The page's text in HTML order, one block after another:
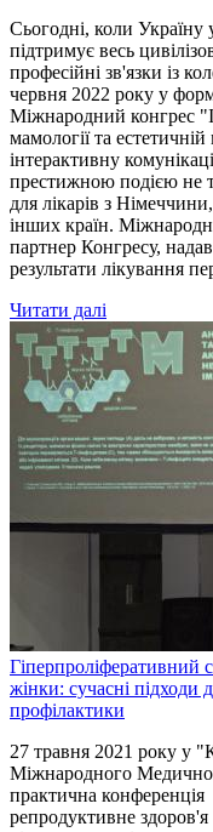
Сьогодні, коли Україну
підтримує весь
професійні зв'язки із
червня 2022 року у
Міжнародний конгрес
мамології та
інтерактивну
престижною подією не
для лікарів з
інших країн.
партнер Конгресу,
результати лікування
Читати далі
Гіперпроліферативний
жінки: сучасні підходи
профілактики
27 травня 2021 року у
Міжнародного
практична
репродуктивне